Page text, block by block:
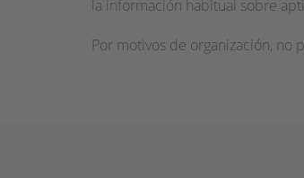
la información habitual sobre
Por motivos de organización, no